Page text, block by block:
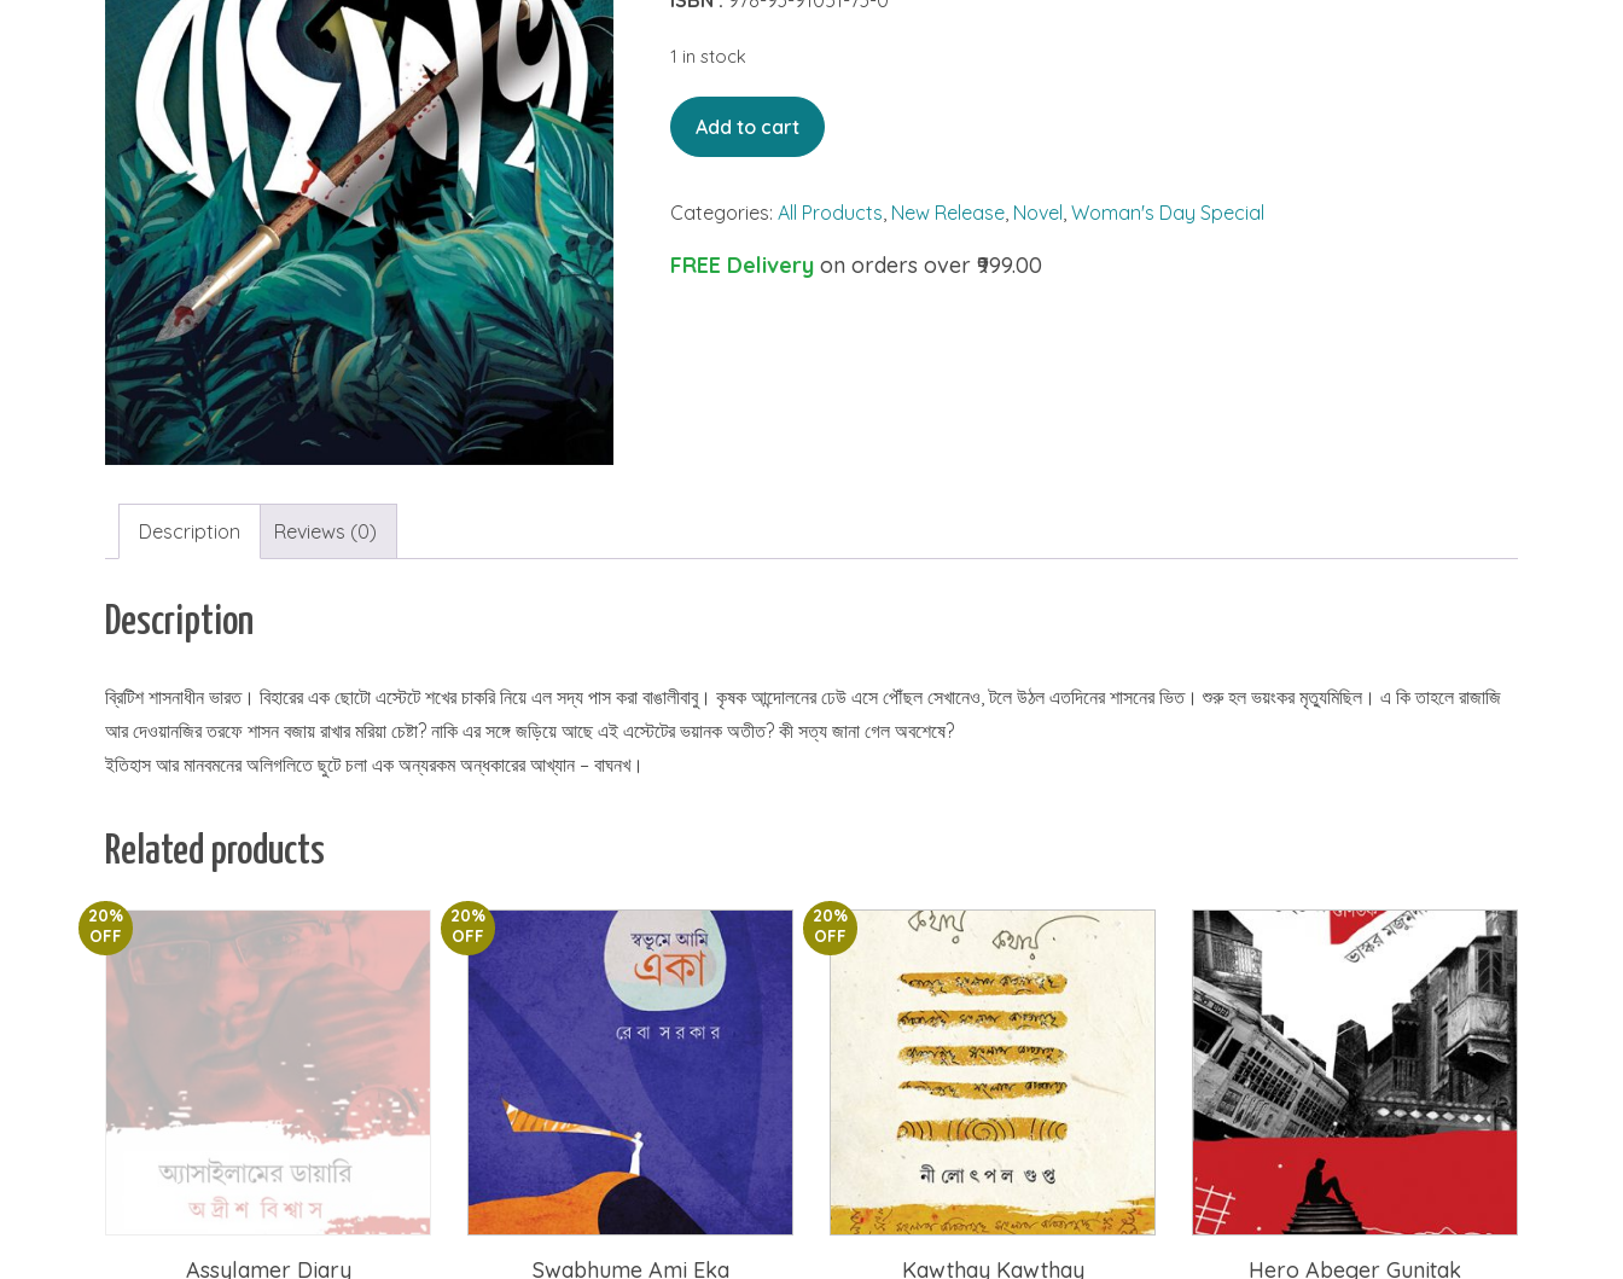
1 in stock
Baghnokh
quantity
Add to cart
Categories: All Products, New Release, Novel, Woman's Day Special
FREE Delivery on orders over ₹999.00
Description Reviews (0)
Description
ব্রিটিশ শাসনাধীন ভারত। বিহারের এক ছোটো এস্টেটে শখের চাকরি নিয়ে এল সদ্য পাস করা বাঙালীবাবু। কৃষক আন্দোলনের ঢেউ এসে পৌঁছল সেখানেও, টলে উঠল এতদিনের শাসনের ভিত। শুরু হল ভয়ংকর মৃত্যুমিছিল। এ কি তাহলে রাজাজি
আর দেওয়ানজির তরফে শাসন বজায় রাখার মরিয়া চেষ্টা? নাকি এর সঙ্গে জড়িয়ে আছে এই এস্টেটের ভয়ানক অতীত? কী সত্য জানা গেল অবশেষে?
ইতিহাস আর মানবমনের অলিগলিতে ছুটে চলা এক অন্যরকম অন্ধকারের আখ্যান – বাঘনখ।
Related products
20%
OFF
Assylamer Diary
20%
OFF
Swabhume Ami Eka
20%
OFF
Kawthay Kawthay Hero Abeger Gunitak